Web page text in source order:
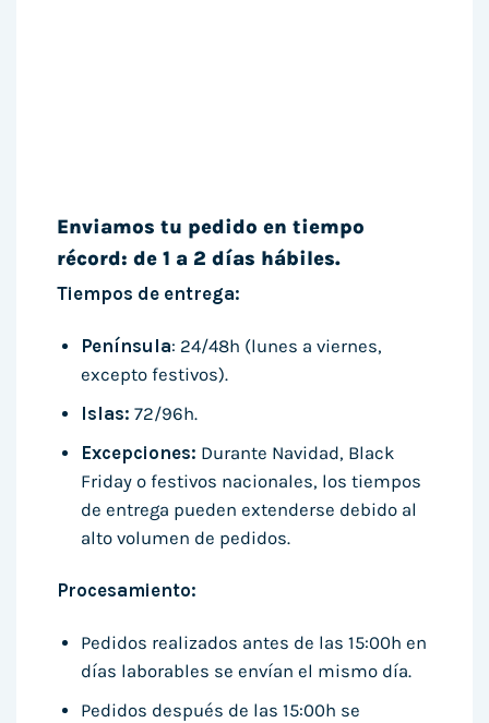
Enviamos tu pedido en tiempo
récord: de 1 a 2 días hábiles.
Tiempos de entrega:
Península: 24/48h (lunes a viernes,
excepto festivos).
Islas: 72/96h.
Excepciones: Durante Navidad, Black
Friday o festivos nacionales, los tiempos
de entrega pueden extenderse debido al
alto volumen de pedidos.
Procesamiento:
Pedidos realizados antes de las 15:00h en
días laborables se envían el mismo día.
Pedidos después de las 15:00h se